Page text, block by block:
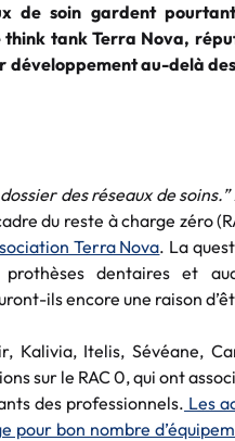
de soin gardent
tank Terra Nova,
développement au-delà
des réseaux de soins.”
du reste à charge zéro
Terra Nova. La
dentaires et
ils encore une raison
Kalivia, Itelis, Sévéane,
sur le RAC 0, qui ont
des professionnels. Les
bon nombre